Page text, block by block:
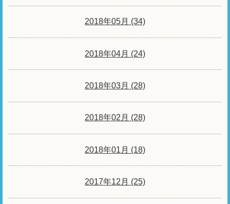
2018年05月 (34)
2018年04月 (24)
2018年03月 (28)
2018年02月 (28)
2018年01月 (18)
2017年12月 (25)